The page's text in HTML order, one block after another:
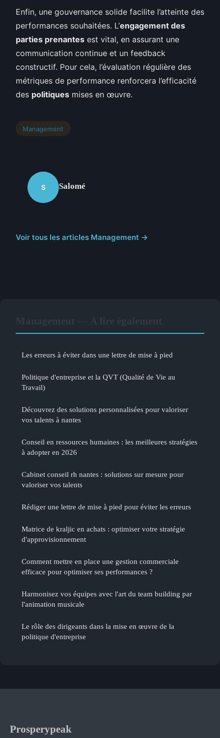
Enfin, une gouvernance solide facilite l’atteinte des
performances souhaitées. L’engagement des
parties prenantes est vital, en assurant une
communication continue et un feedback
constructif. Pour cela, l’évaluation régulière des
métriques de performance renforcera l’efficacité
des politiques mises en œuvre.
Management
S Salomé
Voir tous les articles Management →
Les erreurs à éviter dans une lettre de mise à pied
Politique d'entreprise et la QVT (Qualité de Vie au
Travail)
Découvrez des solutions personnalisées pour valoriser
vos talents à nantes
Conseil en ressources humaines : les meilleures stratégies
à adopter en 2026
Cabinet conseil rh nantes : solutions sur mesure pour
valoriser vos talents
Rédiger une lettre de mise à pied pour éviter les erreurs
Matrice de kraljic en achats : optimiser votre stratégie
d'approvisionnement
Comment mettre en place une gestion commerciale
efficace pour optimiser ses performances ?
Harmonisez vos équipes avec l'art du team building par
l'animation musicale
Le rôle des dirigeants dans la mise en œuvre de la
politique d'entreprise
Prosperypeak